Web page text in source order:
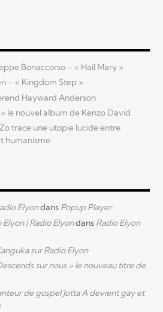
Bonaccorso – « Hail Mary »
– « Kingdom Step »
Hayward Anderson
le nouvel album de Kenzo David
trace une utopie lucide entre
humanisme
Elyondans Popup Player
| Radio Elyondans Radio Elyon
sur Radio Elyon
sur nous » le nouveau titre de
de gospel Jotta A devient gay et